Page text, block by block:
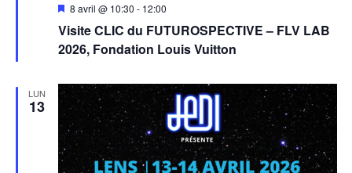
Visite CLIC du FUTUROSPECTIVE – FLV LAB
2026, Fondation Louis Vuitton
Mis
avant
8 avril @ 10:30 - 12:00
LUN
13